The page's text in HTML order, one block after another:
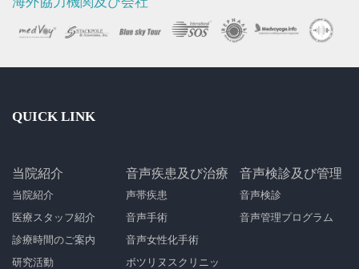
QUICK LINK
当院紹介
当院紹介
医療スタッフ紹介
診療時間のご案内
研究活動
音声疾患及び治療
声帯疾患
音声手術
音声女性化手術
ボツリヌスクリニッ
音声検診及び管理
音声検診
音声管理プログラム